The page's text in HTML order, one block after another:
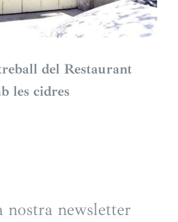
del Restaurant
les cidres
nostra newsletter